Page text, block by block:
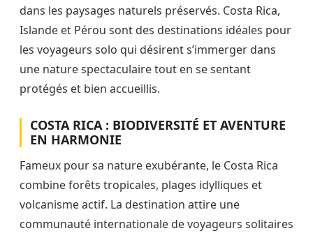
dans les paysages naturels préservés. Costa Rica,
Islande et Pérou sont des destinations idéales pour
les voyageurs solo qui désirent s’immerger dans
une nature spectaculaire tout en se sentant
protégés et bien accueillis.
COSTA RICA : BIODIVERSITÉ ET AVENTURE
EN HARMONIE
Fameux pour sa nature exubérante, le Costa Rica
combine forêts tropicales, plages idylliques et
volcanisme actif. La destination attire une
communauté internationale de voyageurs solitaires